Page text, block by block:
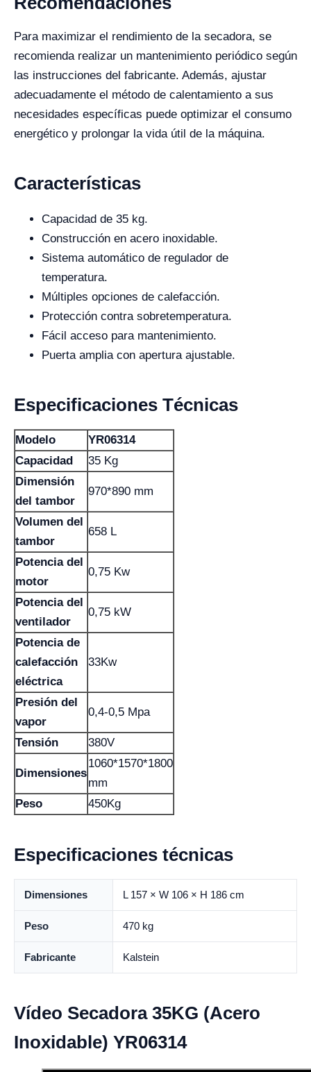
Para maximizar el rendimiento de la secadora, se
recomienda realizar un mantenimiento periódico según
las instrucciones del fabricante. Además, ajustar
adecuadamente el método de calentamiento a sus
necesidades específicas puede optimizar el consumo
energético y prolongar la vida útil de la máquina.
Características
Capacidad de 35 kg.
Construcción en acero inoxidable.
Sistema automático de regulador de
temperatura.
Múltiples opciones de calefacción.
Protección contra sobretemperatura.
Fácil acceso para mantenimiento.
Puerta amplia con apertura ajustable.
Especificaciones Técnicas
Modelo
YR06314
Capacidad
35 Kg
Dimensión
del tambor
970*890 mm
Volumen del
tambor
658 L
Potencia del
motor
0,75 Kw
Potencia del
ventilador
0,75 kW
Potencia de
calefacción
eléctrica
33Kw
Presión del
vapor
0,4-0,5 Mpa
Tensión 380V
Dimensiones
1060*1570*1800
mm
Peso
450Kg
Especificaciones técnicas
Dimensiones L 157 × W 106 × H 186 cm
Peso 470 kg
Fabricante Kalstein
Vídeo Secadora 35KG (Acero
Inoxidable) YR06314